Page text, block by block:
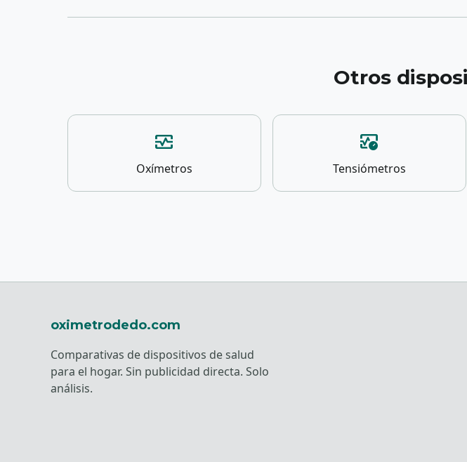
Otros
monitor_heart
Oxímetros
blood_pressure
Tensiómetros
oximetrodedo.com
Comparativas de dispositivos de salud
para el hogar. Sin publicidad directa. Solo
análisis.